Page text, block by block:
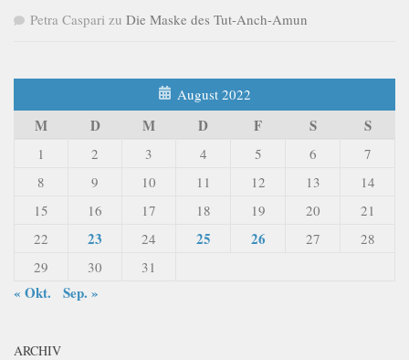
Petra Caspari zu Die Maske des Tut-Anch-Amun
August 2022
M D M D F S S
1 2 3 4 5 6
7
8
9 10 11 12 13
14
15
16 17 18 19 20
21
22
23 24 25 26 27
28
29
30 31
« Okt. Sep. »
ARCHIV